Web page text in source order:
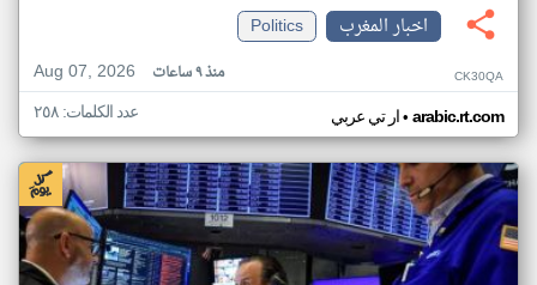
اخبار المغرب
Politics
Aug 07, 2026
منذ ٩ ساعات CK30QA
ار تي عربي• arabic.rt.com عدد الكلمات: ٢٥٨